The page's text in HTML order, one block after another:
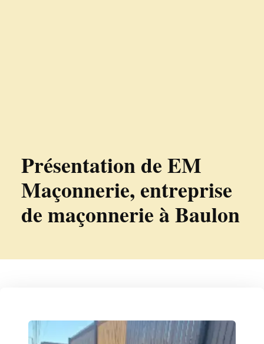
Présentation de EM
Maçonnerie, entreprise
de maçonnerie à Baulon